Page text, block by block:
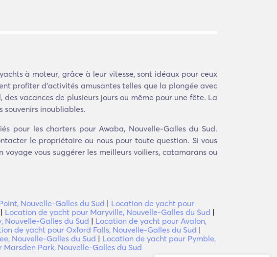
à moteur, grâce à leur vitesse, sont idéaux pour ceux
profiter d'activités amusantes telles que la plongée avec
vacances de plusieurs jours ou même pour une fête. La
souvenirs inoubliables.
pour les charters pour Awaba, Nouvelle-Galles du Sud.
le propriétaire ou nous pour toute question. Si vous
vous suggérer les meilleurs voiliers, catamarans ou
Nouvelle-Galles du Sud | Location de yacht pour
| Location de yacht pour Maryville, Nouvelle-Galles du Sud |
Nouvelle-Galles du Sud | Location de yacht pour Avalon,
de yacht pour Oxford Falls, Nouvelle-Galles du Sud |
Nouvelle-Galles du Sud | Location de yacht pour Pymble,
Park, Nouvelle-Galles du Sud